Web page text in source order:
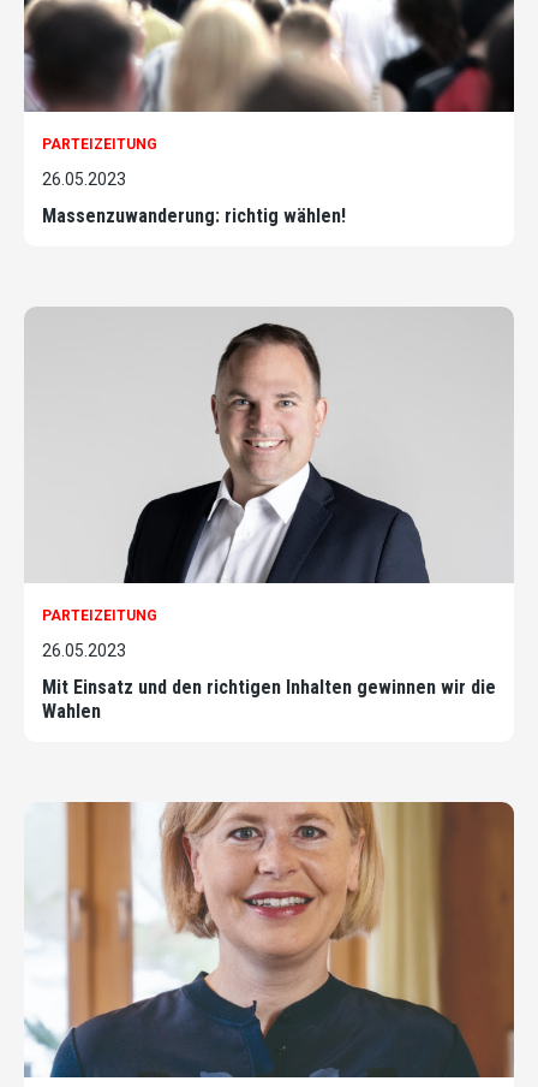
PARTEIZEITUNG
26.05.2023
Massenzuwanderung: richtig wählen!
PARTEIZEITUNG
26.05.2023
Mit Einsatz und den richtigen Inhalten gewinnen wir die
Wahlen